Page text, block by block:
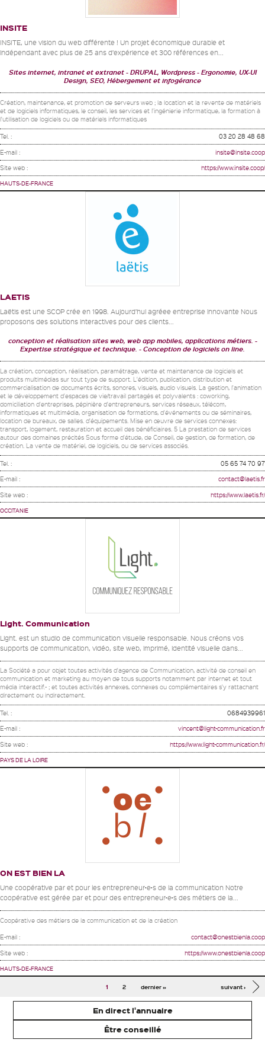
INSITE
INSITE, une vision du web différente ! Un projet économique durable et
indépendant avec plus de 25 ans d’expérience et 300 références en...
Sites internet, intranet et extranet DRUPAL, Wordpress
Ergonomie, UX-UI
Design, SEO, Hébergement et infogérance
Création, maintenance, et promotion de serveurs web ; la location et la revente de matériels
et de logiciels informatiques, le conseil, les services et l'ingénierie informatique, la formation à
l'utilisation de logiciels ou de matériels informatiques
Tel. : 03 20 28 48 68
E-mail : insite@insite.coop
Site web : https://www.insite.coop/
HAUTS-DE-FRANCE
LAETIS
Laëtis est une SCOP crée en 1998. Aujourd’hui agréee entreprise innovante Nous
proposons des solutions interactives pour des clients...
conception et réalisation sites web, web app mobiles, applications métiers.
Expertise stratégique et technique.
Conception de logiciels on line.
La création, conception, réalisation, paramétrage, vente et maintenance de logiciels et
produits multimédias sur tout type de support. L'édition, publication, distribution et
commercialisation de documents écrits, sonores, visuels, audio visuels. La gestion, l'animation
et le développement d'espaces de vie/travail partagés et polyvalents : coworking,
domiciliation d'entreprises, pépinière d'entrepreneurs, services réseaux, télécom,
informatiques et multimédia, organisation de formations, d'événements ou de séminaires,
location de bureaux, de salles. d'équipements. Mise en œuvre de services connexes:
transport, logement, restauration et accueil des bénéficiaires. 5 La prestation de services
autour des domaines précités Sous forme d'étude, de Conseil, de gestion, de formation, de
création. La vente de matériel, de logiciels, ou de services associés.
Tel. : 05 65 74 70 97
E-mail : contact@laetis.fr
Site web : https://www.laetis.fr/
OCCITANIE
Light. Communication
Light. est un studio de communication visuelle responsable. Nous créons vos
supports de communication, vidéo, site web, imprimé, identité visuelle dans...
La Société a pour objet toutes activités d'agence de Communication, activité de conseil en
communication et marketing au moyen de tous supports notamment par internet et tout
média interactif.- ; et toutes activités annexes, connexes ou complémentaires s'y rattachant
directement ou indirectement.
Tel. : 0684939961
E-mail : vincent@light-communication.fr
Site web : https://www.light-communication.fr/
PAYS DE LA LOIRE
ON EST BIEN LA
Une coopérative par et pour les entrepreneur•e•s de la communication Notre
coopérative est gérée par et pour des entrepreneur•e•s des métiers de la...
Coopérative des métiers de la communication et de la création
E-mail : contact@onestbienla.coop
Site web : https://www.onestbienla.coop
HAUTS-DE-FRANCE
Pages
1 2 suivant ›
dernier »
En direct l'annuaire
Être conseillé